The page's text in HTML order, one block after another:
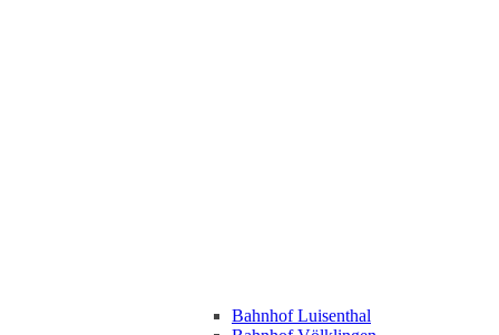
Bahnhof Luisenthal